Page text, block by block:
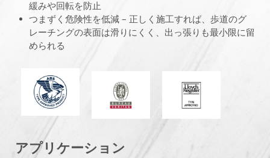
緩みや回転を防止
つまずく危険性を低減 – 正しく施工すれば、歩道のグ
レーチングの表面は滑りにくく、出っ張りも最小限に留
められる
アメリカ船級協会 ビュロー ヴェリタスLloyd's Register
アプリケーション